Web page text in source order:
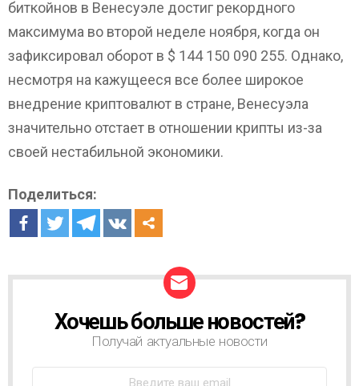
биткойнов в Венесуэле достиг рекордного
максимума во второй неделе ноября, когда он
зафиксировал оборот в $ 144 150 090 255. Однако,
несмотря на кажущееся все более широкое
внедрение криптовалют в стране, Венесуэла
значительно отстает в отношении крипты из-за
своей нестабильной экономики.
Поделиться:
О
Хочешь больше новостей?
Получай актуальные новости